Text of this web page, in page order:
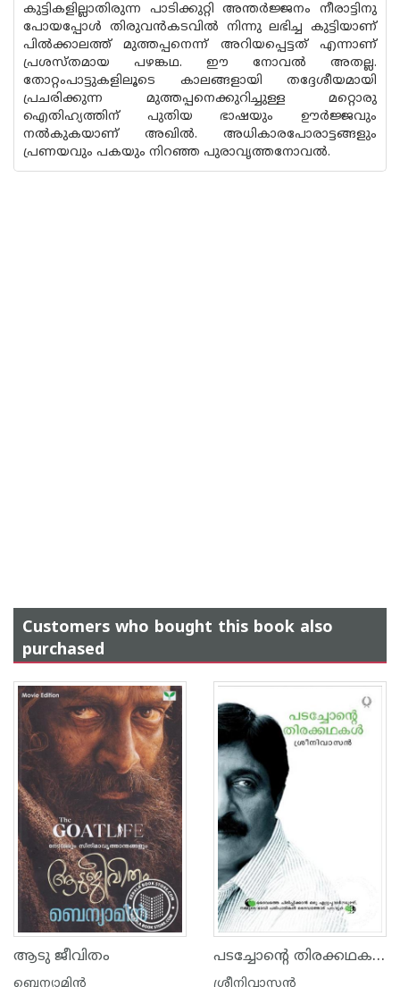
കുട്ടികളില്ലാതിരുന്ന പാടിക്കുറ്റി അന്തർജ്ജനം നീരാട്ടിനു
പോയപ്പോൾ തിരുവൻകടവിൽ നിന്നു ലഭിച്ച കുട്ടിയാണ്
പിൽക്കാലത്ത് മുത്തപ്പനെന്ന് അറിയപ്പെട്ടത് എന്നാണ്
പ്രശസ്തമായ പഴങ്കഥ. ഈ നോവൽ അതല്ല.
തോറ്റംപാട്ടുകളിലൂടെ കാലങ്ങളായി തദ്ദേശീയമായി
പ്രചരിക്കുന്ന മുത്തപ്പനെക്കുറിച്ചുള്ള മറ്റൊരു
ഐതിഹ്യത്തിന് പുതിയ ഭാഷയും ഊർജ്ജവും
നൽകുകയാണ് അഖിൽ. അധികാരപോരാട്ടങ്ങളും
പ്രണയവും പകയും നിറഞ്ഞ പുരാവൃത്തനോവൽ.
Customers who bought this book also
purchased
ആടു ജീവിതം
ബെന്യാമിന്‍
പടച്ചോന്‍റെ തിരക്കഥകള്‍
ശ്രീനിവാസന്‍